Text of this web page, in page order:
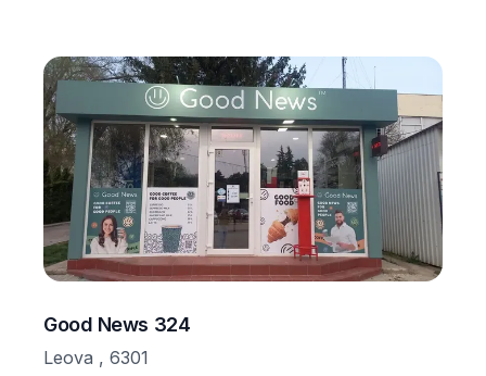
Good News 324
Leova , 6301